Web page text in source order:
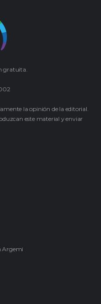
gratuita.
la opinión de la editorial.
este material y enviar
Argemi